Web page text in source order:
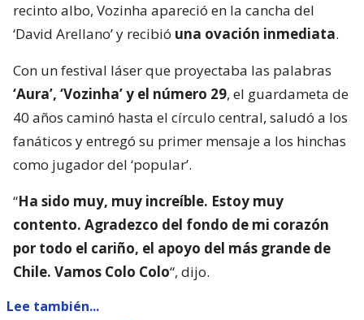
recinto albo, Vozinha apareció en la cancha del
‘David Arellano’ y recibió una ovación inmediata.
Con un festival láser que proyectaba las palabras
‘Aura’, ‘Vozinha’ y el número 29, el guardameta de
40 años caminó hasta el círculo central, saludó a los
fanáticos y entregó su primer mensaje a los hinchas
como jugador del ‘popular’.
“Ha sido muy, muy increíble. Estoy muy
contento. Agradezco del fondo de mi corazón
por todo el cariño, el apoyo del más grande de
Chile. Vamos Colo Colo“, dijo.
Lee también...